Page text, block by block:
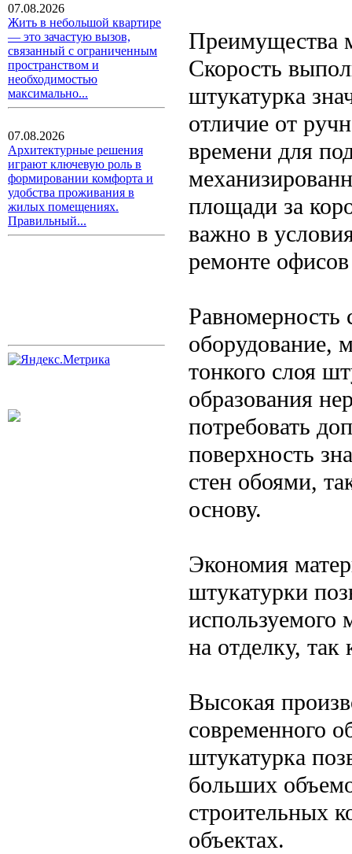
07.08.2026
Жить в небольшой квартире
— это зачастую вызов,
связанный с ограниченным
пространством и
необходимостью
максимально...
07.08.2026
Архитектурные решения
играют ключевую роль в
формировании комфорта и
удобства проживания в
жилых помещениях.
Правильный...
Преимущества
Скорость
штукатурка
отличие от
времени для
площади за
важно в
ремонте
Равномерность
оборудование,
тонкого слоя
образования
потребовать
поверхность
стен обоями,
основу.
Экономия
штукатурки
используемого
на отделку, так
Высокая
современного
штукатурка
больших
строительных
объектах.